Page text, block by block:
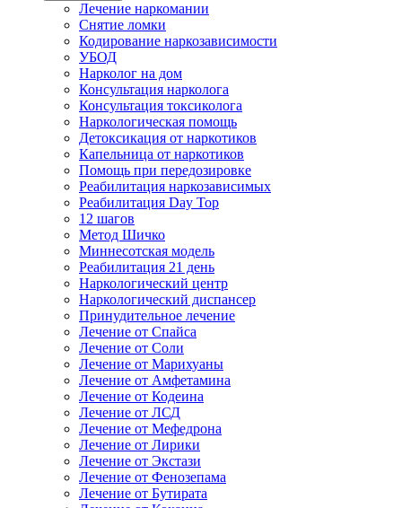
Лечение наркомании
Снятие ломки
Кодирование наркозависимости
УБОД
Нарколог на дом
Консультация нарколога
Консультация токсиколога
Наркологическая помощь
Детоксикация от наркотиков
Капельница от наркотиков
Помощь при передозировке
Реабилитация наркозависимых
Реабилитация Day Top
12 шагов
Метод Шичко
Миннесотская модель
Реабилитация 21 день
Наркологический центр
Наркологический диспансер
Принудительное лечение
Лечение от Спайса
Лечение от Соли
Лечение от Марихуаны
Лечение от Амфетамина
Лечение от Кодеина
Лечение от ЛСД
Лечение от Мефедрона
Лечение от Лирики
Лечение от Экстази
Лечение от Фенозепама
Лечение от Бутирата